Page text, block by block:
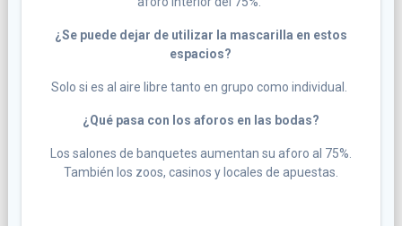
¿Se puede dejar de utilizar la mascarilla en estos
espacios?
Solo si es al aire libre tanto en grupo como individual.
¿Qué pasa con los aforos en las bodas?
Los salones de banquetes aumentan su aforo al 75%.
También los zoos, casinos y locales de apuestas.